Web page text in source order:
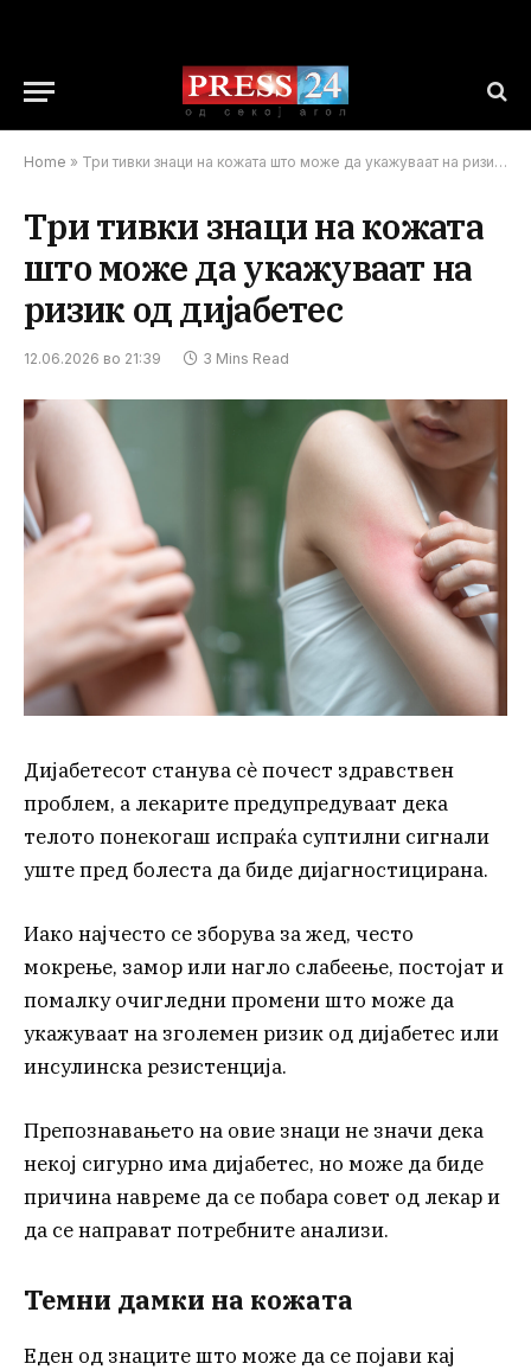
Home » Три тивки знаци на кожата што може да укажуваат на ризик од дијабетес
Три тивки знаци на кожата
што може да укажуваат на
ризик од дијабетес
12.06.2026 во 21:39 3 Mins Read
Дијабетесот станува сè почест здравствен
проблем, а лекарите предупредуваат дека
телото понекогаш испраќа суптилни сигнали
уште пред болеста да биде дијагностицирана.
Иако најчесто се зборува за жед, често
мокрење, замор или нагло слабеење, постојат и
помалку очигледни промени што може да
укажуваат на зголемен ризик од дијабетес или
инсулинска резистенција.
Препознавањето на овие знаци не значи дека
некој сигурно има дијабетес, но може да биде
причина навреме да се побара совет од лекар и
да се направат потребните анализи.
Темни дамки на кожата
Еден од знаците што може да се појави кај